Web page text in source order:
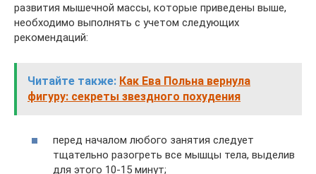
развития мышечной массы, которые приведены выше,
необходимо выполнять с учетом следующих
рекомендаций:
Читайте также: Как Ева Польна вернула
фигуру: секреты звездного похудения
перед началом любого занятия следует
тщательно разогреть все мышцы тела, выделив
для этого 10-15 минут;